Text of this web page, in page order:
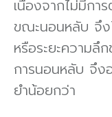
เนื่องจากไม่มีกา
ขณะนอนหลับ จึง
หรือระยะความลึ
การนอนหลับ จึง
ยําน้อยกว่า